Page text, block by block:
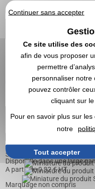
Réf. 01408V0062011
Sac shopping non
Sac non tissé (80 g/m²)
Disponible dans une large
A partir de0,32€ HT
Marquage non compris
Continuer sans accepter
Ce site utilise des
afin de vous proposer
permettre
personnaliser notre
pouvez contrôler
cliquant sur
Pour en savoir plus sur
notre
Tout accepter